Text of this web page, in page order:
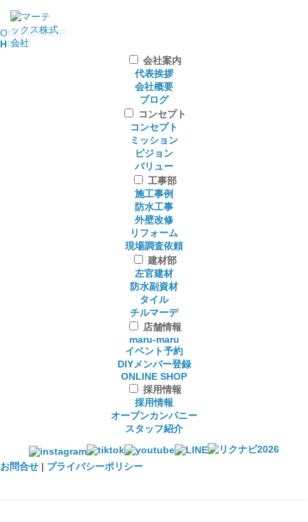
ONLINE SHOP
HOME
会社案内
代表挨拶
会社概要
ブログ
コンセプト
コンセプト
ミッション
ビジョン
バリュー
工事部
施工事例
防水工事
外壁改修
リフォーム
現場調査依頼
建材部
左官建材
防水副資材
タイル
チルマーデ
店舗情報
maru-maru
イベント予約
DIYメンバー登録
ONLINE SHOP
採用情報
採用情報
オープンカンパニー
スタッフ紹介
お問合せ | プライバシーポリシー